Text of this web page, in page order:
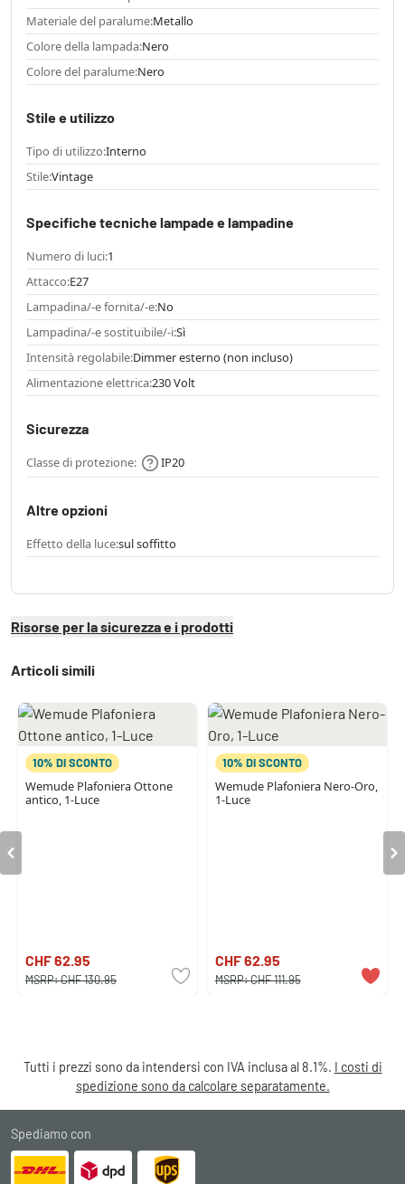
Materiale del paralume:Metallo
Colore della lampada:Nero
Colore del paralume:Nero
Stile e utilizzo
Tipo di utilizzo:Interno
Stile:Vintage
Specifiche tecniche lampade e lampadine
Numero di luci:1
Attacco:E27
Lampadina/-e fornita/-e:No
Lampadina/-e sostituibile/-i:Sì
Intensità regolabile:Dimmer esterno (non incluso)
Alimentazione elettrica:230 Volt
Sicurezza
Classe di protezione: IP20
Altre opzioni
Effetto della luce:sul soffitto
Risorse per la sicurezza e i prodotti
Articoli simili
10% DI SCONTO
Wemude Plafoniera Ottone
antico, 1-Luce
CHF 62.95
MSRP:CHF 130.95
10% DI SCONTO
Wemude Plafoniera Nero-Oro,
1-Luce
CHF 62.95
MSRP:CHF 111.95
Tutti i prezzi sono da intendersi con IVA inclusa al 8.1%. I costi di
spedizione sono da calcolare separatamente.
Spediamo con